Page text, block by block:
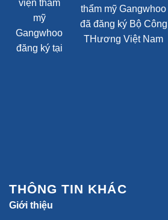
THÔNG TIN KHÁC
Giới thiệu